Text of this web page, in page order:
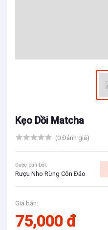
Kẹo Dồi Matcha
(0 Đánh giá)
Được bán bởi:
Rượu Nho Rừng Côn Đảo
Giá bán:
75,000 đ